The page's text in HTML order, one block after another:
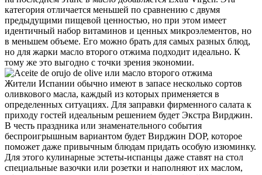
категория отличается меньшей по сравнению с двумя
предыдущими пищевой ценностью, но при этом имеет
идентичный набор витаминов и ценных микроэлементов, но
в меньшем объеме. Его можно брать для самых разных блюд,
но для жарки масло второго отжима подходит идеально. К
тому же это выгодно с точки зрения экономии.
Жители Испании обычно имеют в запасе несколько сортов
оливкового масла, каждый из которых применяется в
определенных ситуациях. Для заправки фирменного салата к
приходу гостей идеальным решением будет Экстра Вирджин.
В честь праздника или знаменательного события
беспроигрышным вариантом будет Вирджин DOP, которое
поможет даже привычным блюдам придать особую изюминку.
Для этого кулинарные эстеты-испанцы даже ставят на стол
специальные вазочки или розетки и наполняют их маслом,